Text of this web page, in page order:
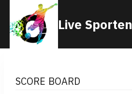
content
Live Sporten
SCORE BOARD